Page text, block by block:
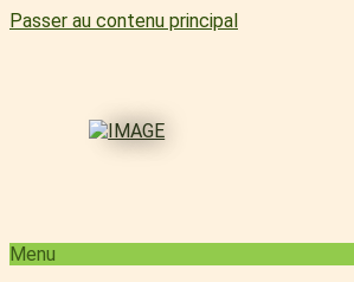
Passer au contenu principal
Menu